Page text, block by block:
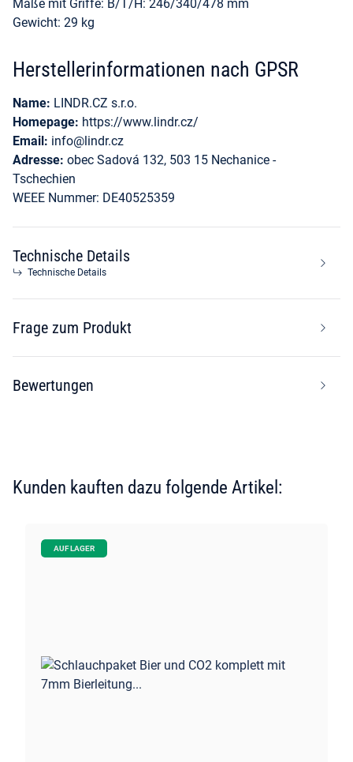
Maße mit Griffe: B/T/H: 246/340/478 mm
Gewicht: 29 kg
Herstellerinformationen nach GPSR
Name: LINDR.CZ s.r.o.
Homepage: https://www.lindr.cz/
Email: info@lindr.cz
Adresse: obec Sadová 132, 503 15 Nechanice -
Tschechien
WEEE Nummer: DE40525359
Technische Details
Technische Details
Frage zum Produkt
Bewertungen
Kunden kauften dazu folgende Artikel:
AUF LAGER